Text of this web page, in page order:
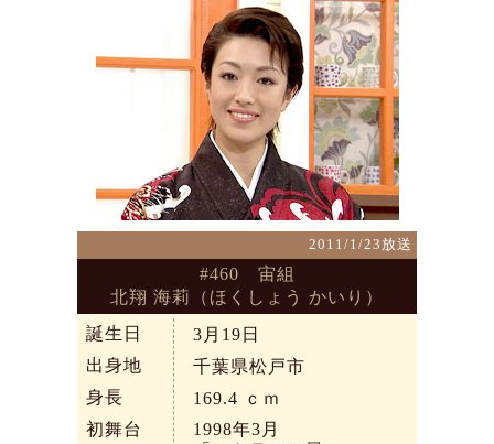
2011/1/23放送
#460 宙組
北翔 海莉（ほくしょう かいり）
誕生日
3月19日
出身地
千葉県松戸市
身長
169.4 ｃｍ
初舞台
1998年3月